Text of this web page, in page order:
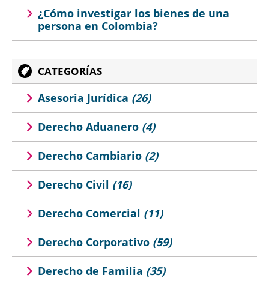
¿Cómo investigar los bienes de una
persona en Colombia?
CATEGORÍAS
Asesoria Jurídica (26)
Derecho Aduanero (4)
Derecho Cambiario (2)
Derecho Civil (16)
Derecho Comercial (11)
Derecho Corporativo (59)
Derecho de Familia (35)